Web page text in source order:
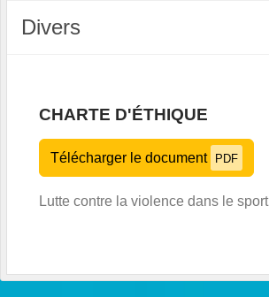
Divers
CHARTE D'ÉTHIQUE
Télécharger le document PDF
Lutte contre la violence dans le sport